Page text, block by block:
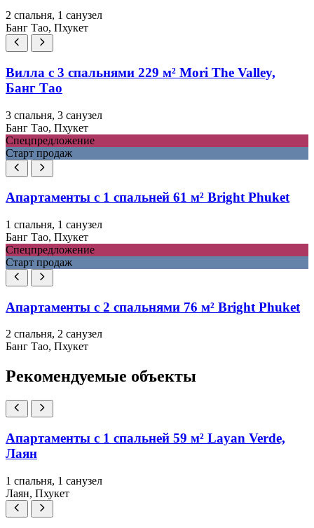
2 спальня, 1 санузел
Банг Тао, Пхукет
Вилла с 3 спальнями 229 м² Mori The Valley,
Банг Тао
3 спальня, 3 санузел
Банг Тао, Пхукет
Спецпредложение
Старт продаж
Апартаменты с 1 спальней 61 м² Bright Phuket
1 спальня, 1 санузел
Банг Тао, Пхукет
Спецпредложение
Старт продаж
Апартаменты с 2 спальнями 76 м² Bright Phuket
2 спальня, 2 санузел
Банг Тао, Пхукет
Рекомендуемые объекты
Апартаменты с 1 спальней 59 м² Layan Verde,
Лаян
1 спальня, 1 санузел
Лаян, Пхукет